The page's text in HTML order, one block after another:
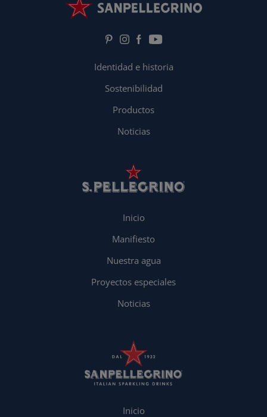
Identidad e historia
Sostenibilidad
Productos
Noticias
Inicio
Manifiesto
Nuestra agua
Proyectos especiales
Noticias
Inicio